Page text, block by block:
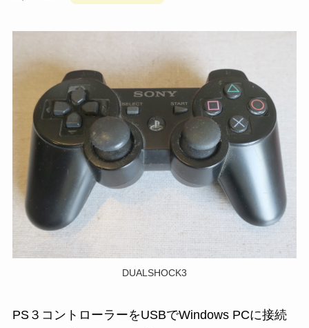
DUALSHOCK3
PS３コントローラーをUSBでWindows PCに接続